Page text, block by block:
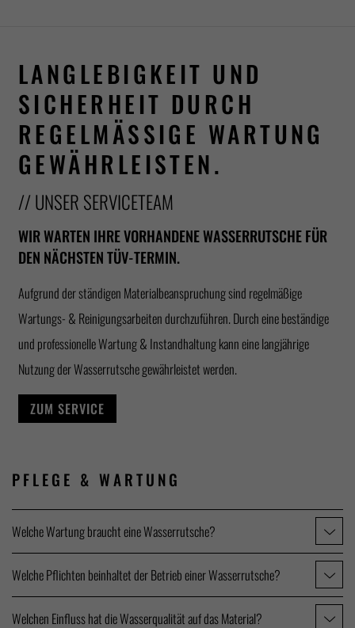
LANGLEBIGKEIT UND
SICHERHEIT DURCH
REGELMÄSSIGE WARTUNG G
EWÄHRLEISTEN.
// UNSER SERVICETEAM
WIR WARTEN IHRE VORHANDENE WASSERRUTSCHE FÜR
DEN NÄCHSTEN TÜV-TERMIN.
Aufgrund der ständigen Materialbeanspruchung sind regelmäßige
Wartungs- & Reinigungsarbeiten durchzuführen. Durch eine beständige
und professionelle Wartung & Instandhaltung kann eine langjährige
Nutzung der Wasserrutsche gewährleistet werden.
ZUM SERVICE
PFLEGE & WARTUNG
Welche Wartung braucht eine Wasserrutsche?
Welche Pflichten beinhaltet der Betrieb einer Wasserrutsche?
Welchen Einfluss hat die Wasserqualität auf das Material?